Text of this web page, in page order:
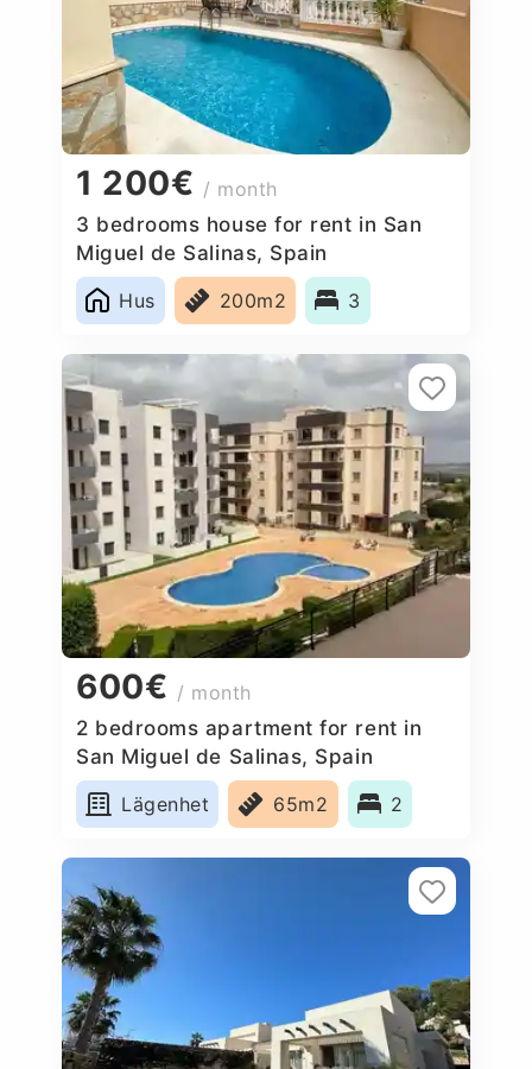
1 200€ / month
3 bedrooms house for rent in San
Miguel de Salinas, Spain
Hus
200m2 3
600€ / month
2 bedrooms apartment for rent in
San Miguel de Salinas, Spain
Lägenhet
65m2 2